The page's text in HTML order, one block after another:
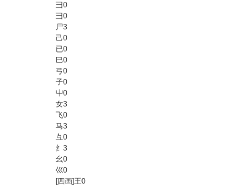
彐0
⺕0
尸3
己0
已0
巳0
弓0
子0
屮0
女3
飞0
马3
彑0
纟 3
幺0
巛0
[四画]王0